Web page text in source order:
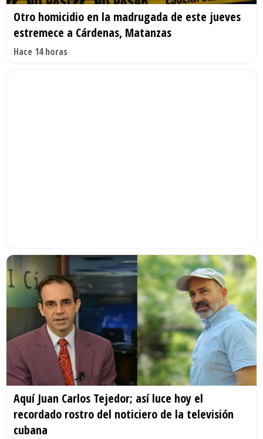
Otro homicidio en la madrugada de este jueves
estremece a Cárdenas, Matanzas
Hace 14 horas
Aquí Juan Carlos Tejedor; así luce hoy el
recordado rostro del noticiero de la televisión
cubana